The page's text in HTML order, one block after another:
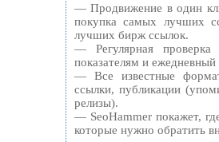
— Продвижение в один
покупка самых лучших
лучших бирж ссылок.
— Регулярная
показателям и ежедневный
— Все известные
ссылки, публикации
релизы).
— SeoHammer покажет,
которые нужно обратить